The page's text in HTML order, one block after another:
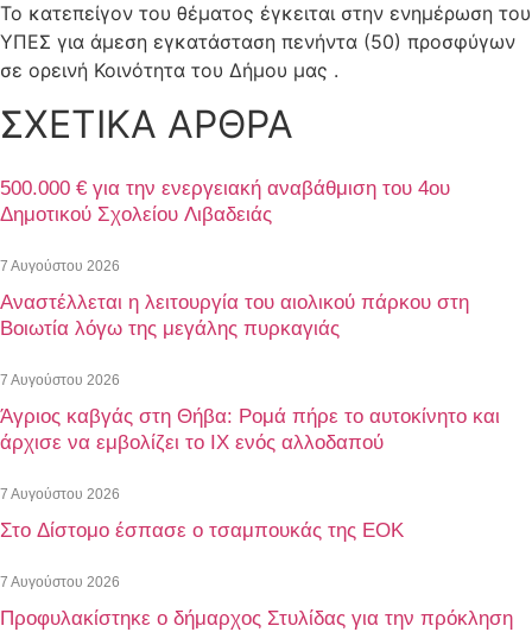
Το κατεπείγον του θέματος έγκειται στην ενημέρωση του
ΥΠΕΣ για άμεση εγκατάσταση πενήντα (50) προσφύγων
σε ορεινή Κοινότητα του Δήμου μας .
ΣΧΕΤΙΚΑ ΑΡΘΡΑ
500.000 € για την ενεργειακή αναβάθμιση του 4ου
Δημοτικού Σχολείου Λιβαδειάς
7 Αυγούστου 2026
Αναστέλλεται η λειτουργία του αιολικού πάρκου στη
Βοιωτία λόγω της μεγάλης πυρκαγιάς
7 Αυγούστου 2026
Άγριος καβγάς στη Θήβα: Ρομά πήρε το αυτοκίνητο και
άρχισε να εμβολίζει το ΙΧ ενός αλλοδαπού
7 Αυγούστου 2026
Στο Δίστομο έσπασε ο τσαμπουκάς της ΕΟΚ
7 Αυγούστου 2026
Προφυλακίστηκε ο δήμαρχος Στυλίδας για την πρόκληση